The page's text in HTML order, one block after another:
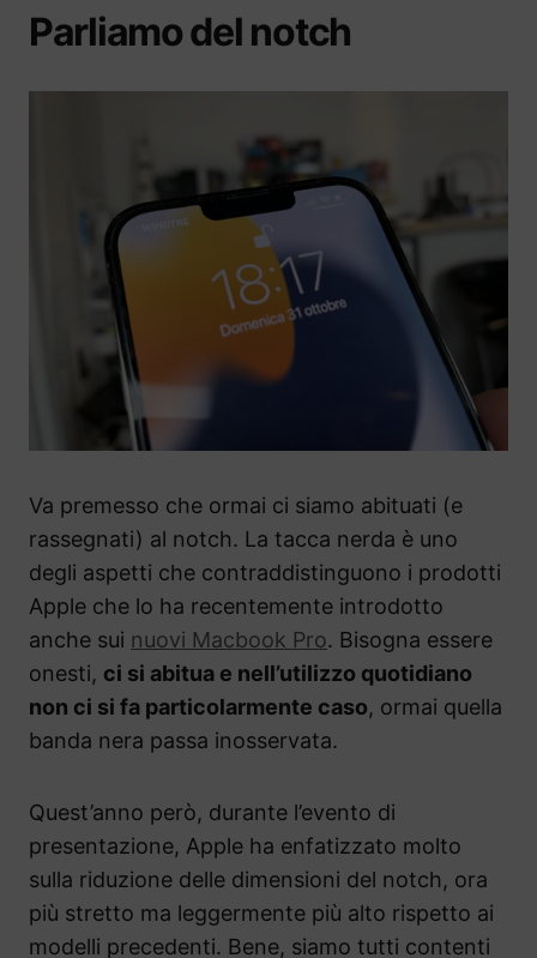
Parliamo del notch
Va premesso che ormai ci siamo abituati (e
rassegnati) al notch. La tacca nerda è uno
degli aspetti che contraddistinguono i prodotti
Apple che lo ha recentemente introdotto
anche sui nuovi Macbook Pro. Bisogna essere
onesti, ci si abitua e nell’utilizzo quotidiano
non ci si fa particolarmente caso, ormai quella
banda nera passa inosservata.
Quest’anno però, durante l’evento di
presentazione, Apple ha enfatizzato molto
sulla riduzione delle dimensioni del notch, ora
più stretto ma leggermente più alto rispetto ai
modelli precedenti. Bene, siamo tutti contenti